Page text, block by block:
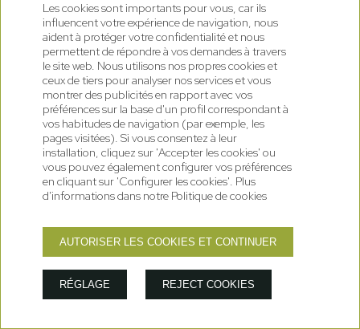
Les cookies sont importants pour vous, car ils
influencent votre expérience de navigation, nous
aident à protéger votre confidentialité et nous
permettent de répondre à vos demandes à travers
le site web. Nous utilisons nos propres cookies et
ceux de tiers pour analyser nos services et vous
montrer des publicités en rapport avec vos
préférences sur la base d'un profil correspondant à
vos habitudes de navigation (par exemple, les
pages visitées). Si vous consentez à leur
installation, cliquez sur 'Accepter les cookies' ou
vous pouvez également configurer vos préférences
en cliquant sur 'Configurer les cookies'. Plus
d'informations dans notre Politique de cookies
AUTORISER LES COOKIES ET CONTINUER
RÉGLAGE REJECT COOKIES